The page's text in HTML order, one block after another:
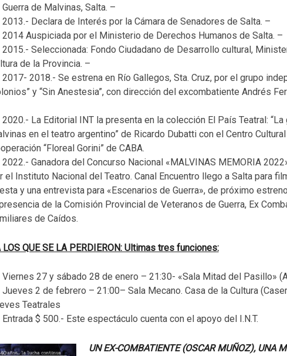
de Malvinas, Salta. –
2013.- Declara de Interés por la Cámara de Senadores de Salta. –
2014 Auspiciada por el Ministerio de Derechos Humanos de Salta. –
2015.- Seleccionada: Fondo Ciudadano de Desarrollo cultural,
de la Provincia. –
2017- 2018.- Se estrena en Río Gallegos, Sta. Cruz, por el grupo
y “Sin Anestesia”, con dirección del excombatiente Andrés
2020.- La Editorial INT la presenta en la colección El País Teatral: “La
en el teatro argentino” de Ricardo Dubatti con el Centro
“Floreal Gorini” de CABA.
2022.- Ganadora del Concurso Nacional «MALVINAS MEMORIA
el Instituto Nacional del Teatro. Canal Encuentro llego a Salta para
y una entrevista para «Escenarios de Guerra», de próximo
de la Comisión Provincial de Veteranos de Guerra, Ex
de Caídos.
LOS QUE SE LA PERDIERON: Ultimas tres funciones:
Viernes 27 y sábado 28 de enero – 21:30- «Sala Mitad del Pasillo»
Jueves 2 de febrero – 21:00– Sala Mecano. Casa de la Cultura
Teatrales
Entrada $ 500.- Este espectáculo cuenta con el apoyo del I.N.T.
UN EX-COMBATIENTE (OSCAR MUÑOZ), UNA